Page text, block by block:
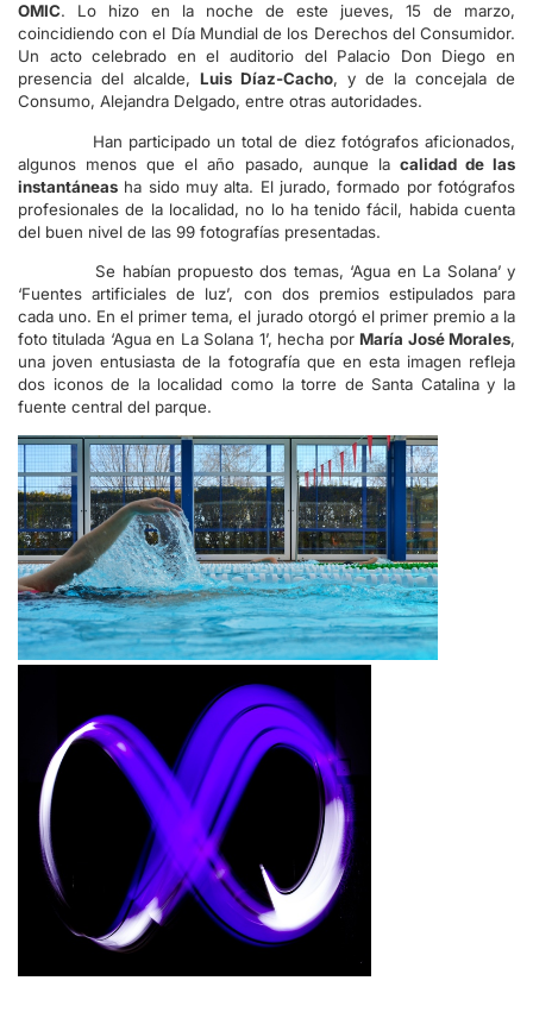
OMIC. Lo hizo en la noche de este jueves, 15 de marzo,
coincidiendo con el Día Mundial de los Derechos del Consumidor.
Un acto celebrado en el auditorio del Palacio Don Diego en
presencia del alcalde, Luis Díaz-Cacho, y de la concejala de
Consumo, Alejandra Delgado, entre otras autoridades.
Han participado un total de diez fotógrafos aficionados,
algunos menos que el año pasado, aunque la calidad de las
instantáneas ha sido muy alta. El jurado, formado por fotógrafos
profesionales de la localidad, no lo ha tenido fácil, habida cuenta
del buen nivel de las 99 fotografías presentadas.
Se habían propuesto dos temas, ‘Agua en La Solana’ y
‘Fuentes artificiales de luz’, con dos premios estipulados para
cada uno. En el primer tema, el jurado otorgó el primer premio a la
foto titulada ‘Agua en La Solana 1’, hecha porMaría José Morales,
una joven entusiasta de la fotografía que en esta imagen refleja
dos iconos de la localidad como la torre de Santa Catalina y la
fuente central del parque.